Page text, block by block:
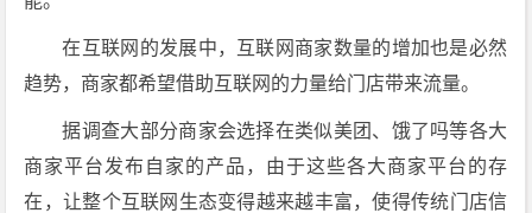
在互联网的发展中，互联网商家数量的增加也是必然
趋势，商家都希望借助互联网的力量给门店带来流量。
据调查大部分商家会选择在类似美团、饿了吗等各大
商家平台发布自家的产品，由于这些各大商家平台的存
在，让整个互联网生态变得越来越丰富，使得传统门店信